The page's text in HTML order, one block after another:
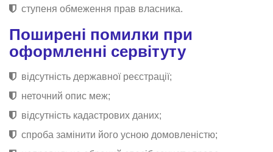
ступеня обмеження прав власника.
Поширені помилки при
оформленні сервітуту
відсутність державної реєстрації;
неточний опис меж;
відсутність кадастрових даних;
спроба замінити його усною домовленістю;